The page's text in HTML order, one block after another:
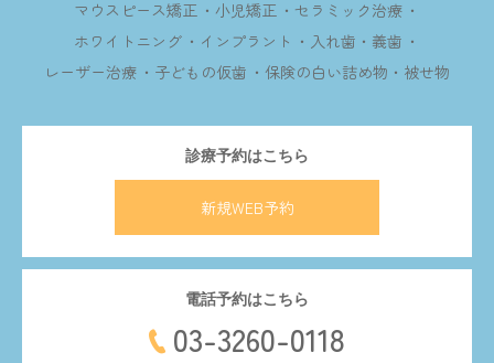
マウスピース矯正
小児矯正
セラミック治療
ホワイトニング
インプラント
入れ歯・義歯
レーザー治療
子どもの仮歯 保険の白い詰め物・被せ物
診療予約はこちら
新規WEB予約
電話予約はこちら
03-3260-0118